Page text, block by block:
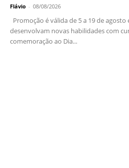
Flávio - 08/08/2026
Promoção é válida de 5 a 19 de
desenvolvam novas habilidades com
comemoração ao Dia...